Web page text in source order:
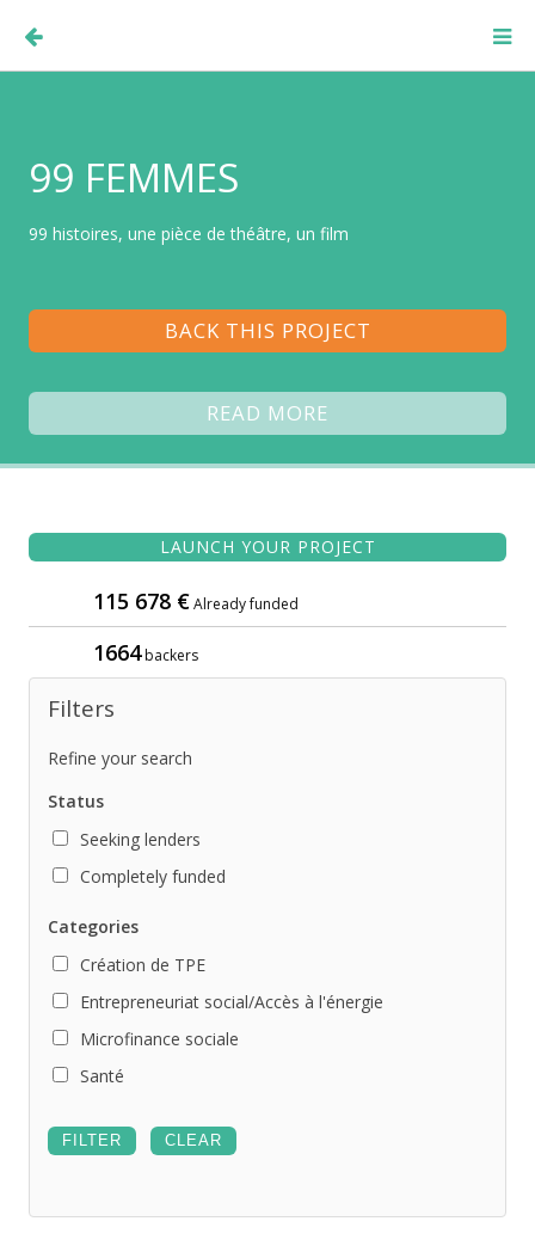
99 FEMMES
99 histoires, une pièce de théâtre, un film
BACK THIS PROJECT
READ MORE
LAUNCH YOUR PROJECT
115 678 €Already funded
1664backers
Filters
Refine your search
Status
Seeking lenders
Completely funded
Categories
Création de TPE
Entrepreneuriat social/Accès à l'énergie
Microfinance sociale
Santé